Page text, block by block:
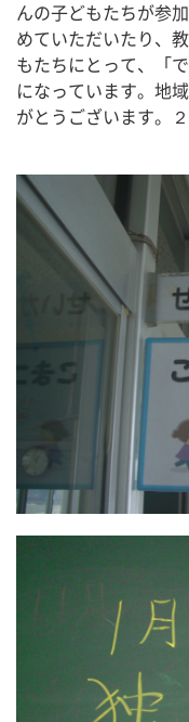
んの子どもたちが参
めていただいたり、
もたちにとって、「
になっています。地
がとうございます。